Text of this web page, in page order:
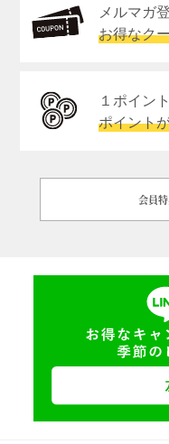
メルマガ
お得なク
１ポイン
ポイント
会員